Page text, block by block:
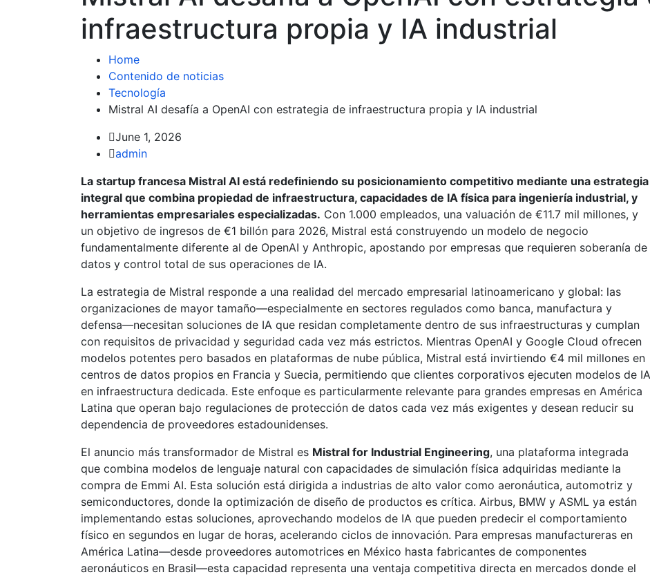
infraestructura propia y IA industrial
Home
Contenido de noticias
Tecnología
Mistral AI desafía a OpenAI con estrategia de infraestructura propia y IA industrial
June 1, 2026
admin
La startup francesa Mistral AI está redefiniendo su posicionamiento competitivo mediante una estrategia
integral que combina propiedad de infraestructura, capacidades de IA física para ingeniería industrial, y
herramientas empresariales especializadas. Con 1.000 empleados, una valuación de €11.7 mil millones, y
un objetivo de ingresos de €1 billón para 2026, Mistral está construyendo un modelo de negocio
fundamentalmente diferente al de OpenAI y Anthropic, apostando por empresas que requieren soberanía de
datos y control total de sus operaciones de IA.
La estrategia de Mistral responde a una realidad del mercado empresarial latinoamericano y global: las
organizaciones de mayor tamaño—especialmente en sectores regulados como banca, manufactura y
defensa—necesitan soluciones de IA que residan completamente dentro de sus infraestructuras y cumplan
con requisitos de privacidad y seguridad cada vez más estrictos. Mientras OpenAI y Google Cloud ofrecen
modelos potentes pero basados en plataformas de nube pública, Mistral está invirtiendo €4 mil millones en
centros de datos propios en Francia y Suecia, permitiendo que clientes corporativos ejecuten modelos de IA
en infraestructura dedicada. Este enfoque es particularmente relevante para grandes empresas en América
Latina que operan bajo regulaciones de protección de datos cada vez más exigentes y desean reducir su
dependencia de proveedores estadounidenses.
El anuncio más transformador de Mistral es Mistral for Industrial Engineering, una plataforma integrada
que combina modelos de lenguaje natural con capacidades de simulación física adquiridas mediante la
compra de Emmi AI. Esta solución está dirigida a industrias de alto valor como aeronáutica, automotriz y
semiconductores, donde la optimización de diseño de productos es crítica. Airbus, BMW y ASML ya están
implementando estas soluciones, aprovechando modelos de IA que pueden predecir el comportamiento
físico en segundos en lugar de horas, acelerando ciclos de innovación. Para empresas manufactureras en
América Latina—desde proveedores automotrices en México hasta fabricantes de componentes
aeronáuticos en Brasil—esta capacidad representa una ventaja competitiva directa en mercados donde el